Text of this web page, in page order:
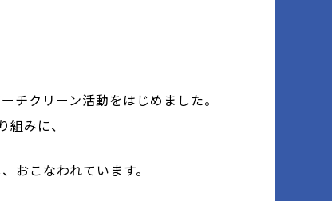
チクリーン活動をはじめました。
みに、
おこなわれています。